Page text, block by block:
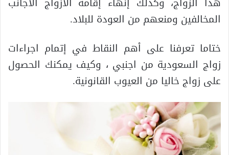
المخالفين ومنعهم من العودة للبلاد.
ختاما تعرفنا على أهم النقاط في إتمام اجراءات
زواج السعودية من اجنبي ، وكيف يمكنك الحصول
على زواج خاليا من العيوب القانونية.